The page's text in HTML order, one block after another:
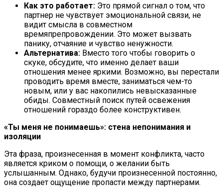
Как это работает: Это прямой сигнал о том, что
партнер не чувствует эмоциональной связи, не
видит смысла в совместном
времяпрепровождении. Это может вызвать
панику, отчаяние и чувство ненужности.
Альтернатива: Вместо того чтобы говорить о
скуке, обсудите, что именно делает ваши
отношения менее яркими. Возможно, вы перестали
проводить время вместе, заниматься чем-то
новым, или у вас накопились невысказанные
обиды. Совместный поиск путей освежения
отношений гораздо более конструктивен.
«Ты меня не понимаешь»: стена непонимания и
изоляции
Эта фраза, произнесенная в момент конфликта, часто
является криком о помощи, о желании быть
услышанным. Однако, будучи произнесенной постоянно,
она создает ощущение пропасти между партнерами.